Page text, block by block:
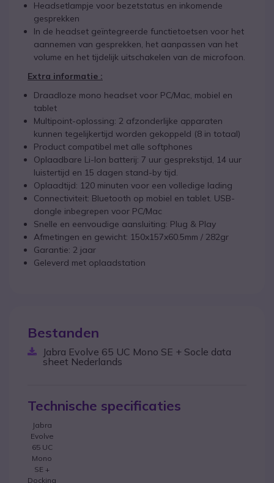
Headsetlampje voor bezetstatus en inkomende
gesprekken
In de headset geïntegreerde functietoetsen voor het
aannemen van gesprekken, het aanpassen van het
volume en het tijdelijk uitschakelen van de microfoon.
Extra informatie :
Draadloze mono headset voor PC/Mac, mobiel en
tablet
Multipoint-oplossing: 2 afzonderlijke apparaten
kunnen tegelijkertijd worden gekoppeld (8 in totaal)
Product compatibel met alle softphones
Oplaadbare Li-Ion batterij: 7 uur gesprekstijd, 14 uur
luistertijd en 15 dagen stand-by tijd.
Oplaadtijd: 120 minuten voor een volledige lading
Connectiviteit: Bluetooth op mobiel en tablet. USB-
dongle inbegrepen voor PC/Mac
Snelle en eenvoudige aansluiting: Plug & Play
Afmetingen en gewicht: 150x157x60.5mm / 282gr
Garantie: 2 jaar
Geleverd met oplaadstation
Bestanden
Jabra Evolve 65 UC Mono SE + Socle data
sheet Nederlands
Technische specificaties
Jabra
Evolve
65 UC
Mono
SE +
Docking